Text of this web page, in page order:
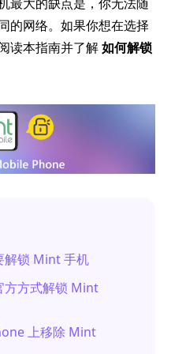
的网络。如果你想在选择
读本指南并了解如何解锁
解锁 Mint 手机
方方式解锁 Mint
上移除 Mint